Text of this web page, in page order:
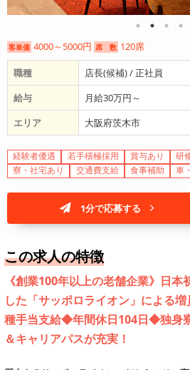
客単価 4000～5000円 席 数 120席
職種
店長(候補) / 正社員
給与
月給30万円～
エリア
大阪府茨木市
経験者優遇 若手積極採用 賞与あり 研
寮・社宅あり
交通費支給 食事補助 車
1分で応募する
この求人の特徴
《創業100年以上の老舗企業》日
した「サッポロライオン」による
種手当支給◆年間休日104日◆独身
＆キャリアパスが充実！